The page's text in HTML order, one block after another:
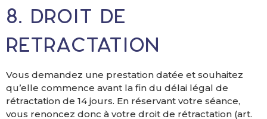
8. Droit de
rétractation
Vous demandez une prestation datée et souhaitez
qu’elle commence avant la fin du délai légal de
rétractation de 14 jours. En réservant votre séance,
vous renoncez donc à votre droit de rétractation (art.